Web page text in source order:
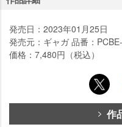
発売日：2023年01月25日
発売元：ギャガ 品番：
価格：7,480円（税込）
作